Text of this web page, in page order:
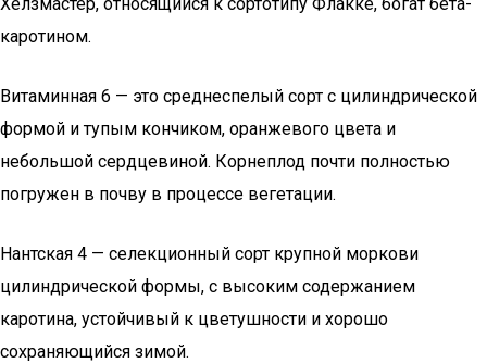
каротином.
Витаминная 6 — это среднеспелый сорт с цилиндрической
формой и тупым кончиком, оранжевого цвета и
небольшой сердцевиной. Корнеплод почти полностью
погружен в почву в процессе вегетации.
Нантская 4 — селекционный сорт крупной моркови
цилиндрической формы, с высоким содержанием
каротина, устойчивый к цветушности и хорошо
сохраняющийся зимой.